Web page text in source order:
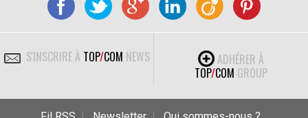
S'INSCRIRE À TOP/COM NEWS
ADHÉRER À
TOP/COM GROUP